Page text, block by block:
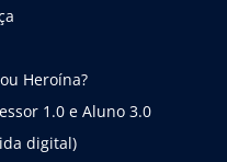
Heroína?
1.0 e Aluno 3.0
digital)